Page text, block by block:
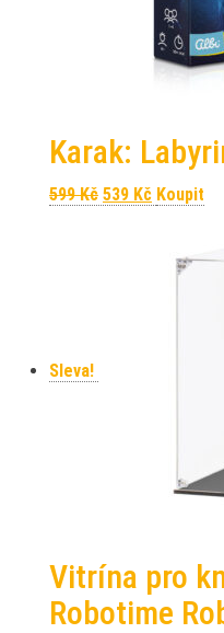
Karak:
599Kč Původní cena
539 KčAktuální
Koupit
Sleva!
Vitrína pro
Robotime